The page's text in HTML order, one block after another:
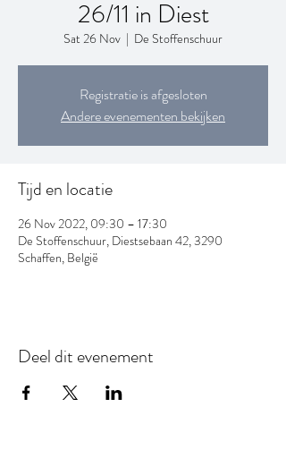
26/11 in Diest
Sat 26 Nov
  |
De Stoffenschuur
Registratie is afgesloten
Andere evenementen bekijken
Tijd en locatie
26 Nov 2022, 09:30 – 17:30
De Stoffenschuur, Diestsebaan 42, 3290
Schaffen, België
Deel dit evenement